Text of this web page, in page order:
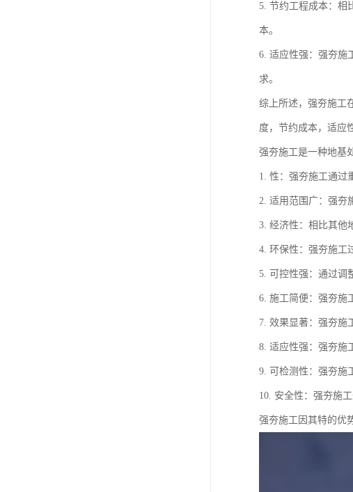
5. 节约工程成本：相
本。
6. 适应性强：强夯施
求。
综上所述，强夯施工
度，节约成本，适应
强夯施工是一种地基
1. 性：强夯施工通过
2. 适用范围广：强夯
3. 经济性：相比其他
4. 环保性：强夯施工
5. 可控性强：通过调
6. 施工简便：强夯施
7. 效果显著：强夯施
8. 适应性强：强夯施
9. 可检测性：强夯施
10. 安全性：强夯施
强夯施工因其特的优